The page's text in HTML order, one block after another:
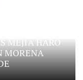
MEJÍA HARO
MORENA